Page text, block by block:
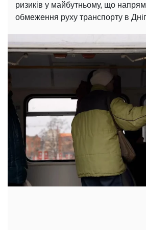
ризиків у майбутньому, що
обмеження руху транспорту в